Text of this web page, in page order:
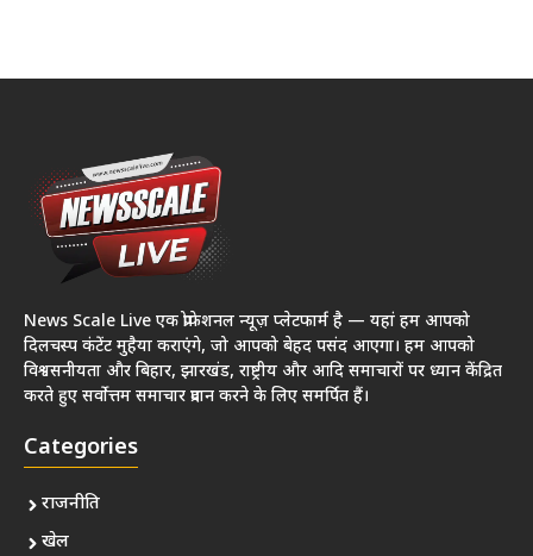
News Scale Live एक प्रोफेशनल न्यूज़ प्लेटफार्म है — यहां हम आपको
दिलचस्प कंटेंट मुहैया कराएंगे, जो आपको बेहद पसंद आएगा। हम आपको
विश्वसनीयता और बिहार, झारखंड, राष्ट्रीय और आदि समाचारों पर ध्यान केंद्रित
करते हुए सर्वोत्तम समाचार प्रदान करने के लिए समर्पित हैं।
Categories
राजनीति
खेल